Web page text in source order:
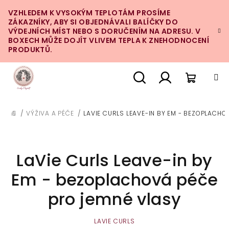
na
obsah
VZHLEDEM K VYSOKÝM TEPLOTÁM PROSÍME
ZÁKAZNÍKY, ABY SI OBJEDNÁVALI BALÍČKY DO
VÝDEJNÍCH MÍST NEBO S DORUČENÍM NA ADRESU. V
BOXECH MŮŽE DOJÍT VLIVEM TEPLA K ZNEHODNOCENÍ
PRODUKTŮ.
DOMŮ
/ VÝŽIVA A PÉČE / LAVIE CURLS LEAVE-IN BY EM -
LaVie Curls Leave-in by
Em - bezoplachová péče
pro jemné vlasy
LAVIE CURLS